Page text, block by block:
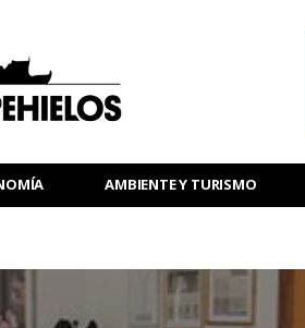
AMBIENTE Y TURISMO